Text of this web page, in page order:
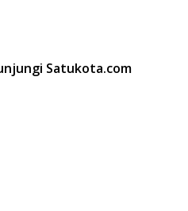
Satukota.com